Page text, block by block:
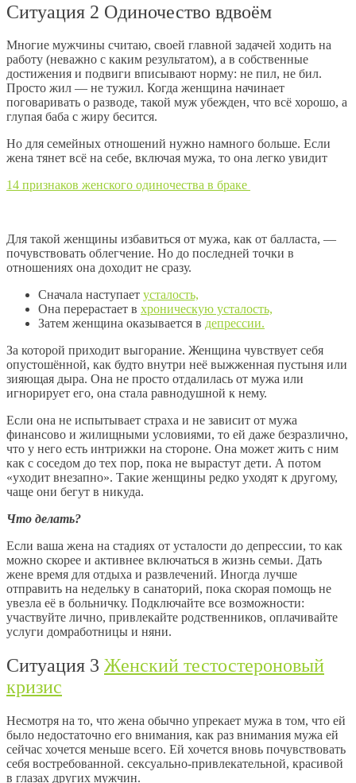
Ситуация 2 Одиночество вдвоём
Многие мужчины считаю, своей главной задачей ходить на
работу (неважно с каким результатом), а в собственные
достижения и подвиги вписывают норму: не пил, не бил.
Просто жил — не тужил. Когда женщина начинает
поговаривать о разводе, такой муж убежден, что всё хорошо, а
глупая баба с жиру бесится.
Но для семейных отношений нужно намного больше. Если
жена тянет всё на себе, включая мужа, то она легко увидит
14 признаков женского одиночества в браке
Для такой женщины избавиться от мужа, как от балласта, —
почувствовать облегчение. Но до последней точки в
отношениях она доходит не сразу.
Сначала наступает усталость,
Она перерастает в хроническую усталость,
Затем женщина оказывается в депрессии.
За которой приходит выгорание. Женщина чувствует себя
опустошённой, как будто внутри неё выжженная пустыня или
зияющая дыра. Она не просто отдалилась от мужа или
игнорирует его, она стала равнодушной к нему.
Если она не испытывает страха и не зависит от мужа
финансово и жилищными условиями, то ей даже безразлично,
что у него есть интрижки на стороне. Она может жить с ним
как с соседом до тех пор, пока не вырастут дети. А потом
«уходит внезапно». Такие женщины редко уходят к другому,
чаще они бегут в никуда.
Что делать?
Если ваша жена на стадиях от усталости до депрессии, то как
можно скорее и активнее включаться в жизнь семьи. Дать
жене время для отдыха и развлечений. Иногда лучше
отправить на недельку в санаторий, пока скорая помощь не
увезла её в больничку. Подключайте все возможности:
участвуйте лично, привлекайте родственников, оплачивайте
услуги домработницы и няни.
Ситуация 3 Женский тестостероновый
кризис
Несмотря на то, что жена обычно упрекает мужа в том, что ей
было недостаточно его внимания, как раз внимания мужа ей
сейчас хочется меньше всего. Ей хочется вновь почувствовать
себя востребованной. сексуально-привлекательной, красивой
в глазах других мужчин.